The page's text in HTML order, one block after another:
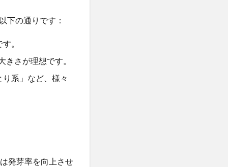
下の通りです：
。
さが理想です。
系」など、様々
発芽率を向上させ